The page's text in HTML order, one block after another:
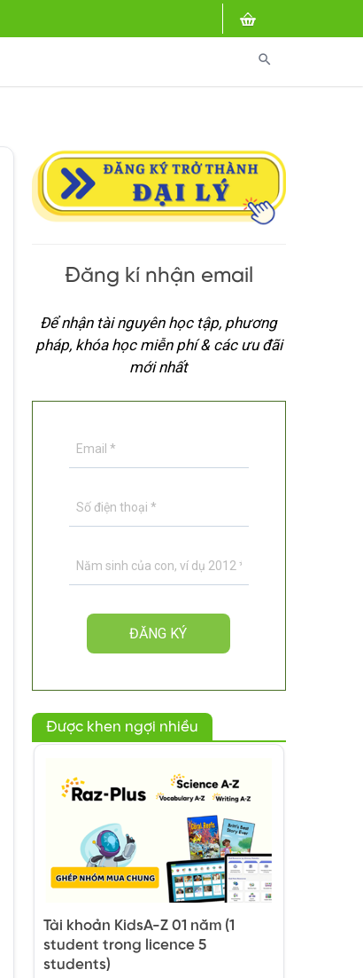
search
Đăng kí nhận email
Để nhận tài nguyên học tập, phương
pháp, khóa học miễn phí & các ưu đãi
mới nhất
Được khen ngợi nhiều
Tài khoản KidsA-Z 01 năm (1
student trong licence 5
students)